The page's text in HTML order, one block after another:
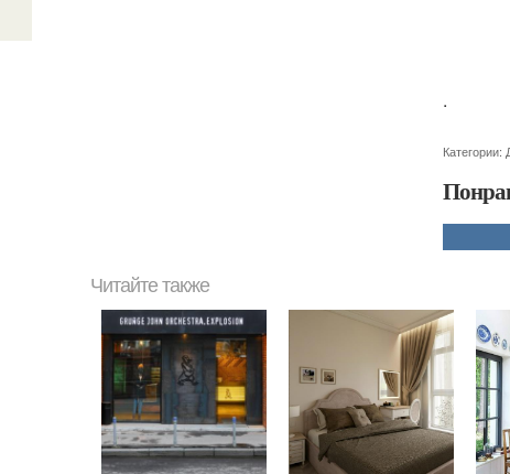
.
Категории:
Читайте также